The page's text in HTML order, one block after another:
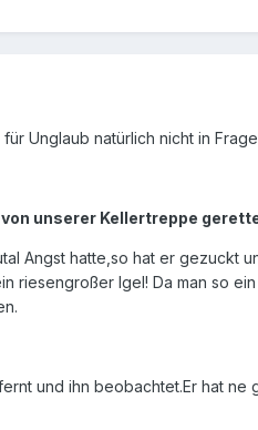
Unglaub natürlich nicht in
unserer Kellertreppe
Angst hatte,so hat er gezuckt
riesengroßer Igel! Da man so
und ihn beobachtet.Er hat